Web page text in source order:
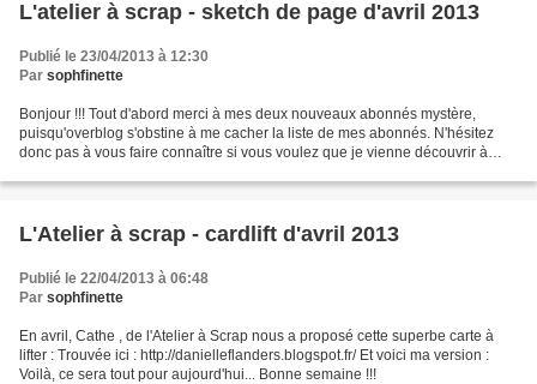
L'atelier à scrap - sketch de page d'avril 2013
Publié le 23/04/2013 à 12:30
Par sophfinette
Bonjour !!! Tout d'abord merci à mes deux nouveaux abonnés mystère,
puisqu'overblog s'obstine à me cacher la liste de mes abonnés. N'hésitez
donc pas à vous faire connaître si vous voulez que je vienne découvrir à
L'Atelier à scrap - cardlift d'avril 2013
Publié le 22/04/2013 à 06:48
Par sophfinette
En avril, Cathe , de l'Atelier à Scrap nous a proposé cette superbe carte à
lifter : Trouvée ici : http://danielleflanders.blogspot.fr/ Et voici ma version :
Voilà, ce sera tout pour aujourd'hui... Bonne semaine !!!